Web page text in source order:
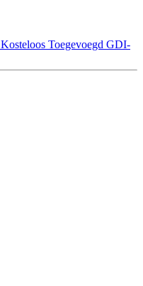
Kosteloos Toegevoegd GDI-